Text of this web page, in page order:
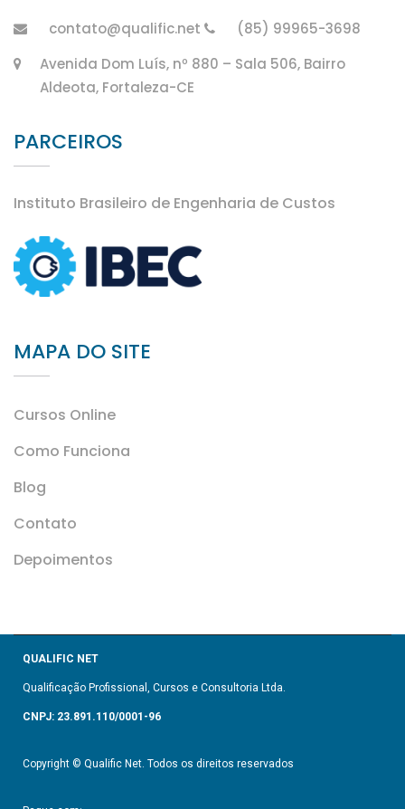
contato@qualific.net
(85) 99965-3698
Avenida Dom Luís, nº 880 – Sala 506, Bairro
Aldeota, Fortaleza-CE
PARCEIROS
Instituto Brasileiro de Engenharia de Custos
MAPA DO SITE
Cursos Online
Como Funciona
Blog
Contato
Depoimentos
QUALIFIC NET
Qualificação Profissional, Cursos e Consultoria Ltda.
CNPJ: 23.891.110/0001-96
Copyright © Qualific Net. Todos os direitos reservados